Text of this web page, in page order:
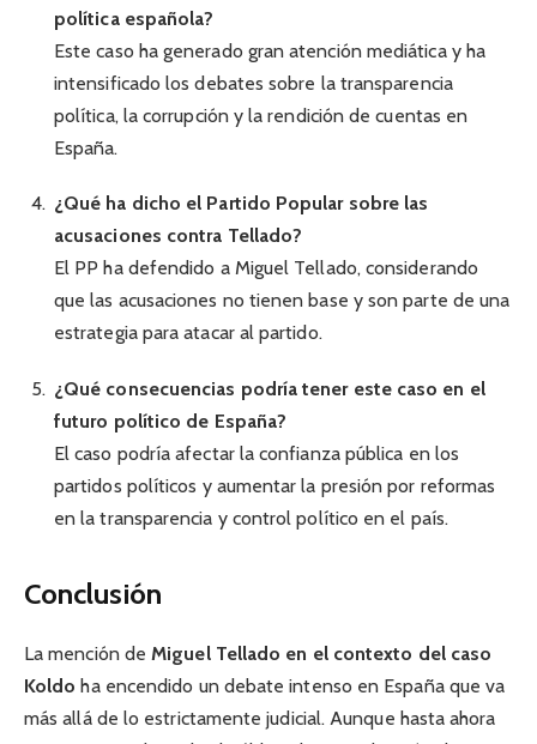
política española?
Este caso ha generado gran atención mediática y ha
intensificado los debates sobre la transparencia
política, la corrupción y la rendición de cuentas en
España.
¿Qué ha dicho el Partido Popular sobre las
acusaciones contra Tellado?
El PP ha defendido a Miguel Tellado, considerando
que las acusaciones no tienen base y son parte de una
estrategia para atacar al partido.
¿Qué consecuencias podría tener este caso en el
futuro político de España?
El caso podría afectar la confianza pública en los
partidos políticos y aumentar la presión por reformas
en la transparencia y control político en el país.
Conclusión
La mención deMiguel Tellado en el contexto del caso
Koldo ha encendido un debate intenso en España que va
más allá de lo estrictamente judicial. Aunque hasta ahora